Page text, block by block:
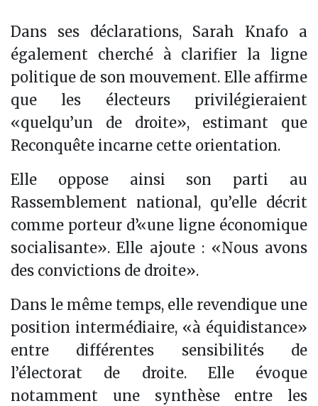
Dans ses déclarations, Sarah Knafo a
également cherché à clarifier la ligne
politique de son mouvement. Elle affirme
que les électeurs privilégieraient
«quelqu’un de droite», estimant que
Reconquête incarne cette orientation.
Elle oppose ainsi son parti au
Rassemblement national, qu’elle décrit
comme porteur d’«une ligne économique
socialisante». Elle ajoute : «Nous avons
des convictions de droite».
Dans le même temps, elle revendique une
position intermédiaire, «à équidistance»
entre différentes sensibilités de
l’électorat de droite. Elle évoque
notamment une synthèse entre les